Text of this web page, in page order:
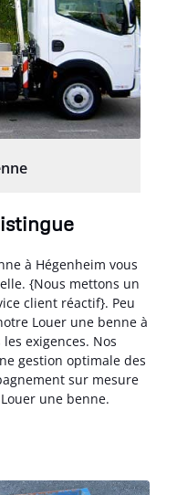
à Hégenheim vous
{Nous mettons un
client réactif}. Peu
Louer une benne à
exigences. Nos
gestion optimale des
sur mesure
une benne.